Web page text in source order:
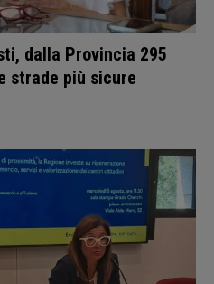
dalla Provincia 295
strade più sicure